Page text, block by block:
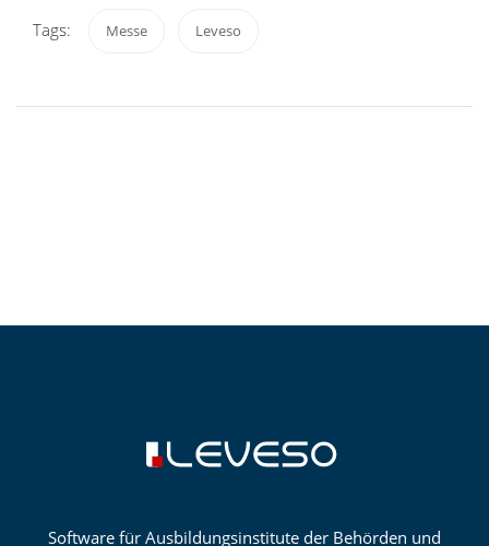
Tags: Messe Leveso
Software für Ausbildungsinstitute der Behörden und